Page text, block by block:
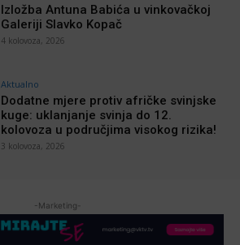
Izložba Antuna Babića u vinkovačkoj
Galeriji Slavko Kopač
4 kolovoza, 2026
Aktualno
Dodatne mjere protiv afričke svinjske
kuge: uklanjanje svinja do 12.
kolovoza u područjima visokog rizika!
3 kolovoza, 2026
-Marketing-